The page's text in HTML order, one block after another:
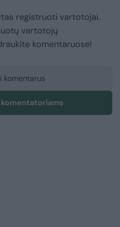
registruoti vartotojai.
vartotojų
komentaruose!
komentarus